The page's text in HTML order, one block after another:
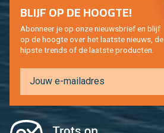
BLIJF OP DE HOOG­TE!
Abon­neer je op onze nieuws­brief en blijf
op de hoog­te over het laat­ste nieuws, de
hip­s­te trends of de laat­ste pro­duc­ten.